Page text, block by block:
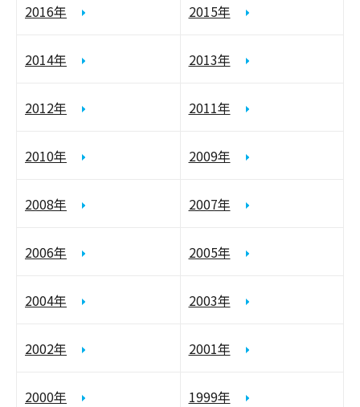
2016年 2015年
2014年 2013年
2012年 2011年
2010年 2009年
2008年 2007年
2006年 2005年
2004年 2003年
2002年 2001年
2000年 1999年